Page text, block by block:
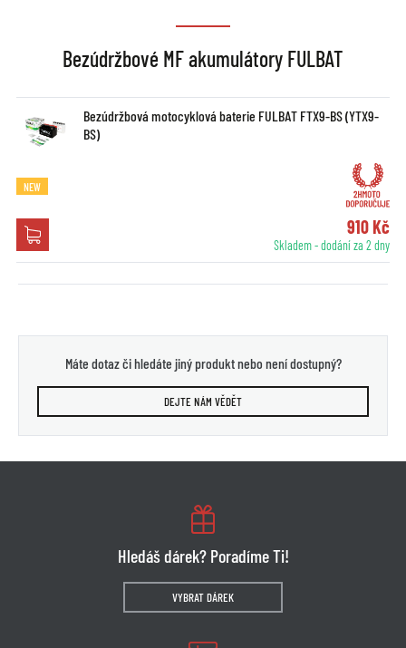
Bezúdržbové MF akumulátory FULBAT
Bezúdržbová motocyklová baterie FULBAT FTX9-BS (YTX9-
BS)
NEW
910 Kč
Skladem - dodání za 2 dny
Máte dotaz či hledáte jiný produkt nebo není dostupný?
DEJTE NÁM VĚDĚT
Hledáš dárek? Poradíme Ti!
VYBRAT DÁREK